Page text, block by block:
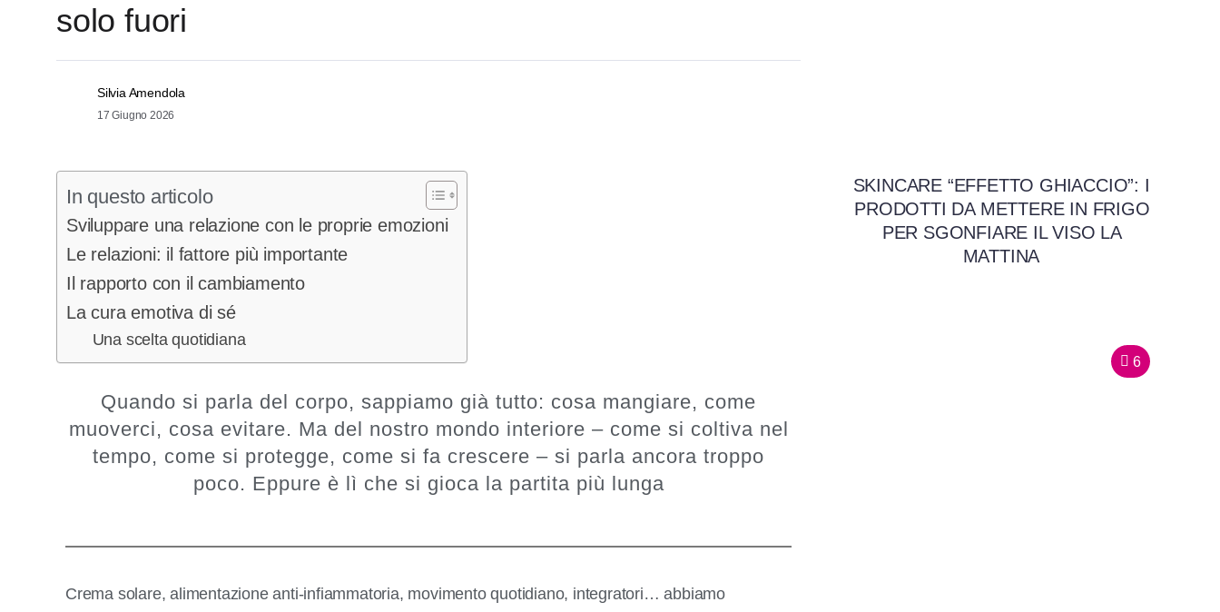
solo fuori
Silvia Amendola
17 Giugno 2026
In questo articolo
Sviluppare una relazione con le proprie emozioni
Le relazioni: il fattore più importante
Il rapporto con il cambiamento
La cura emotiva di sé
Una scelta quotidiana
Quando si parla del corpo, sappiamo già tutto: cosa mangiare, come
muoverci, cosa evitare. Ma del nostro mondo interiore – come si coltiva nel
tempo, come si protegge, come si fa crescere – si parla ancora troppo
poco. Eppure è lì che si gioca la partita più lunga
Crema solare, alimentazione anti-infiammatoria, movimento quotidiano, integratori… abbiamo
SKINCARE “EFFETTO GHIACCIO”: I
PRODOTTI DA METTERE IN FRIGO
PER SGONFIARE IL VISO LA
MATTINA
6